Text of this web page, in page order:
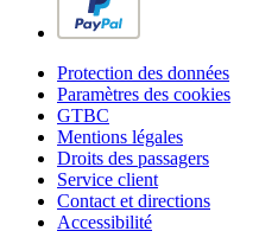
Protection des données
Paramètres des cookies
GTBC
Mentions légales
Droits des passagers
Service client
Contact et directions
Accessibilité